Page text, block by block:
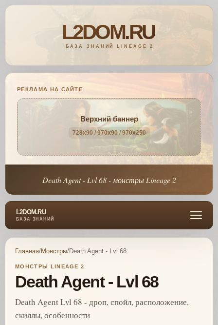
РЕКЛАМА НА САЙТЕ
Верхний баннер
728x90 / 970x90 / 970x250
Death Agent - Lvl 68 - монстры Lineage 2
L2DOM.RU
БАЗА ЗНАНИЙ
Главная/Монстры/Death Agent - Lvl 68
МОНСТРЫ LINEAGE 2
Death Agent - Lvl 68
Death Agent Lvl 68 - дроп, спойл, расположение,
скиллы, особенности